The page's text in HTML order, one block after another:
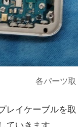
各パーツ
レイケーブルを